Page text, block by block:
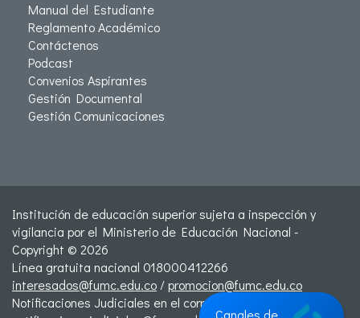
Manual del Estudiante
Reglamento Académico
Contáctenos
Podcast
Convenios Aspirantes
Gestión Documental
Gestión Comunicaciones
Institución de educación superior sujeta a inspección y
vigilancia por el Ministerio de Educación Nacional -
Copyright © 2026
Línea gratuita nacional 018000412266
interesados@fumc.edu.co/promocion@fumc.edu.co
Notificaciones Judiciales en el correo:
Canales de